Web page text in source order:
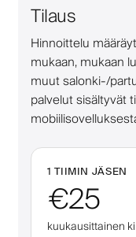
Tilaus
Hinnoittelu
mukaan, mukaan
muut salonki-/
palvelut sisältyvät
1 TIIMIN JÄSEN
€25
kuukausittainen